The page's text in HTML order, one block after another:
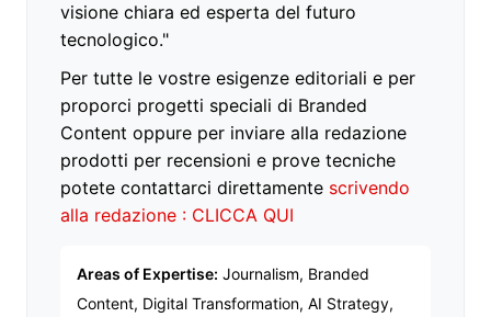
visione chiara ed esperta del futuro
tecnologico."
Per tutte le vostre esigenze editoriali e per
proporci progetti speciali di Branded
Content oppure per inviare alla redazione
prodotti per recensioni e prove tecniche
potete contattarci direttamente scrivendo
alla redazione : CLICCA QUI
Areas of Expertise: Journalism, Branded
Content, Digital Transformation, AI Strategy,